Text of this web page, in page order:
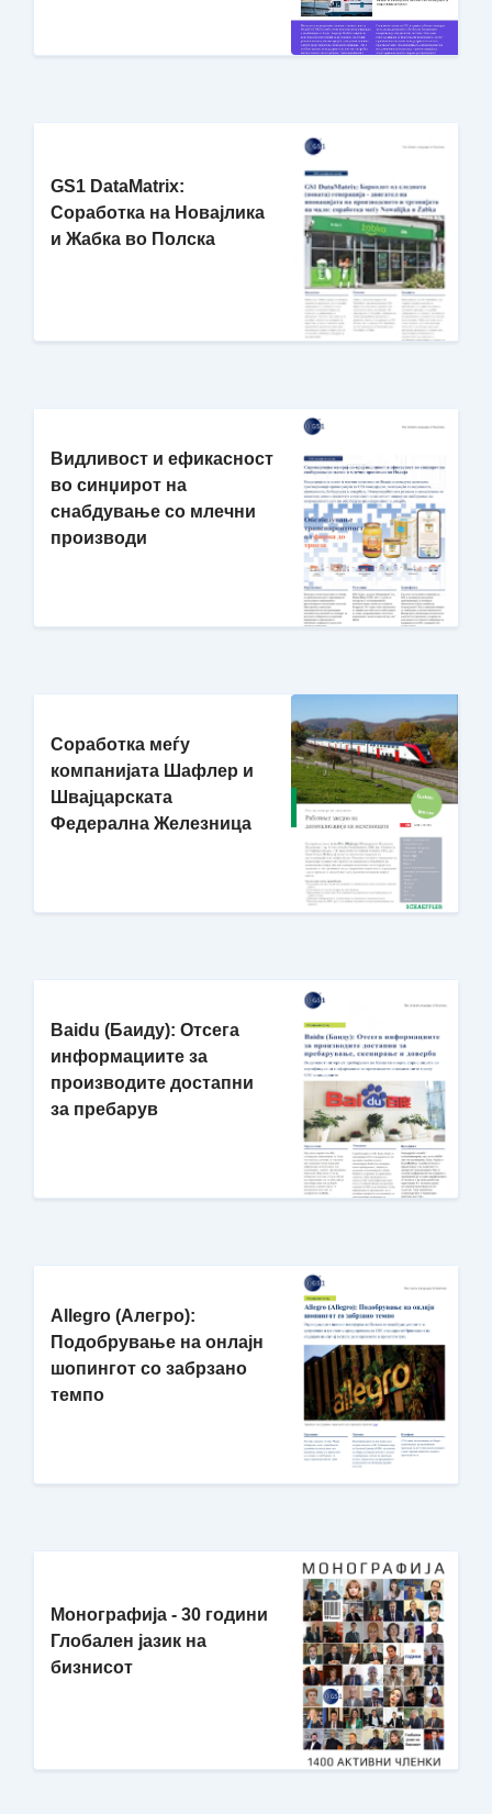
GS1 DataMatrix:
Соработка на Новајлика
и Жабка во Полска
Видливост и ефикасност
во синџирот на
снабдување со млечни
производи
Соработка меѓу
компанијата Шафлер и
Швајцарската
Федерална Железница
Baidu (Баиду): Отсега
информациите за
производите достапни
за пребарув
Allegro (Алегро):
Подобрување на онлајн
шопингот со забрзано
темпо
Монографија - 30 години
Глобален јазик на
бизнисот